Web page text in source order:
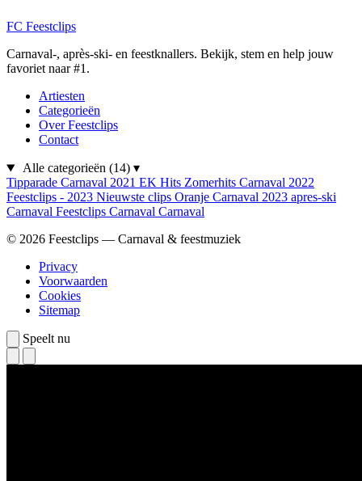
FC Feestclips
Carnaval-, après-ski- en feestknallers. Bekijk, stem en help jouw
favoriet naar #1.
Artiesten
Categorieën
Over Feestclips
Contact
Alle categorieën (14) ▾
Tipparade Carnaval 2021 EK Hits Zomerhits Carnaval 2022
Feestclips - 2023 Nieuwste clips Oranje Carnaval 2023 apres-ski
Carnaval Feestclips Carnaval Carnaval
© 2026 Feestclips — Carnaval & feestmuziek
Privacy
Voorwaarden
Cookies
Sitemap
Speelt nu